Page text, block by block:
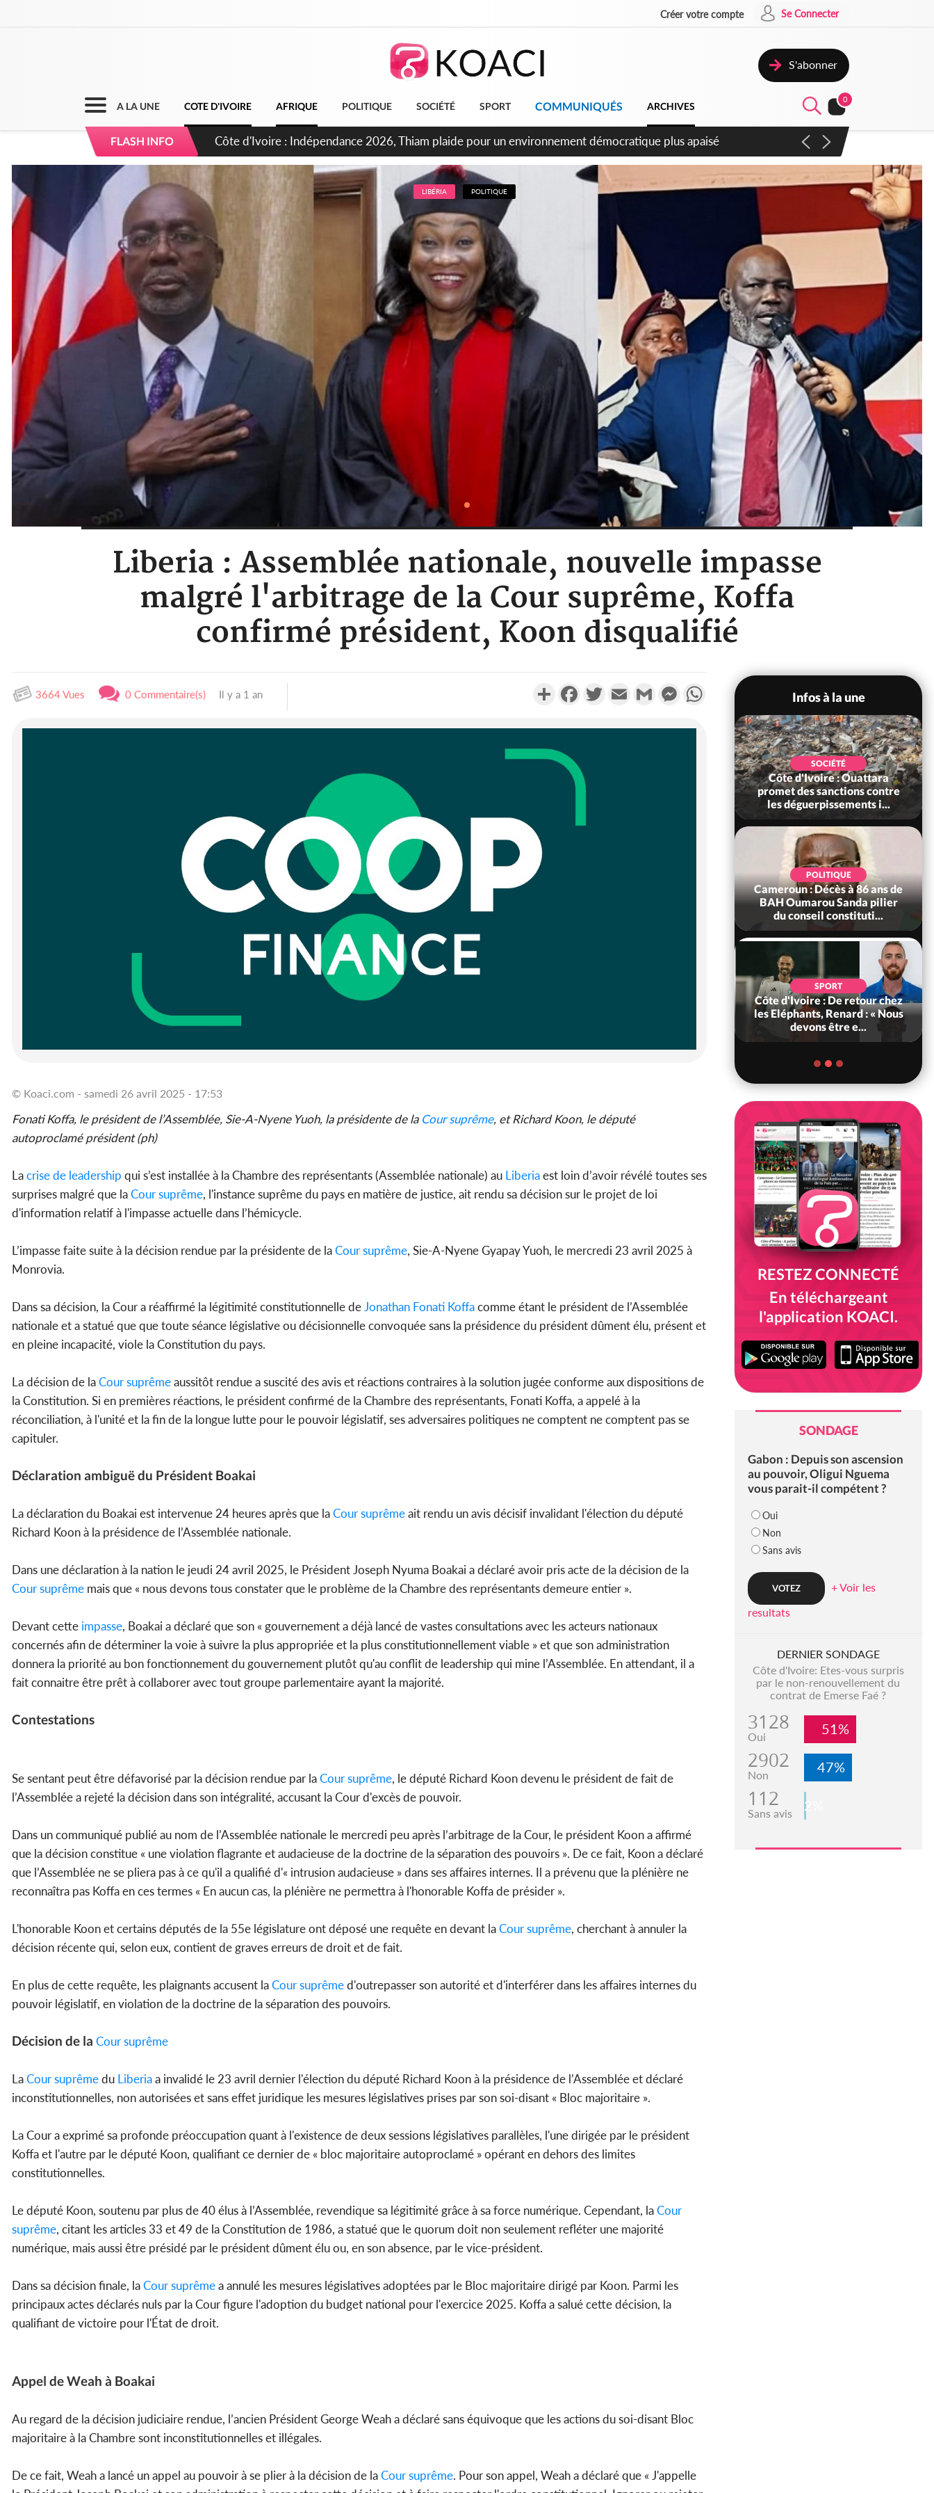
Créer votre compte Se Connecter
S'abonner
A LA UNE COTE D'IVOIRE AFRIQUE POLITIQUE SOCIÉTÉ SPORT COMMUNIQUÉS ARCHIVES
0
FLASH INFO Côte d'Ivoire : Indépendance 2026, Thiam plaide pour un environnement démocratique plus apaisé
LIBÉRIA POLITIQUE
Liberia : Assemblée nationale, nouvelle impasse
malgré l'arbitrage de la Cour suprême, Koffa
confirmé président, Koon disqualifié
3664 Vues 0 Commentaire(s) Il y a 1 an PartagerFacebookTwitterEmail Gmail MessengerWhatsApp
© Koaci.com - samedi 26 avril 2025 - 17:53
Fonati Koffa, le président de l’Assemblée, Sie-A-Nyene Yuoh, la présidente de laCour suprême, et Richard Koon, le député
autoproclamé président (ph)
Lacrise de leadership qui s’est installée à la Chambre des représentants (Assemblée nationale) au Liberiaest loin d’avoir révélé toutes ses
surprises malgré que laCour suprême, l'instance suprême du pays en matière de justice, ait rendu sa décision sur le projet de loi
d'information relatif à l'impasse actuelle dans l’hémicycle.
L’impasse faite suite à la décision rendue par la présidente de laCour suprême, Sie-A-Nyene Gyapay Yuoh, le mercredi 23 avril 2025 à
Monrovia.
Dans sa décision, la Cour a réaffirmé la légitimité constitutionnelle deJonathan Fonati Koffacomme étant le président de l’Assemblée
nationale et a statué que que toute séance législative ou décisionnelle convoquée sans la présidence du président dûment élu, présent et
en pleine incapacité, viole la Constitution du pays.
La décision de laCour suprêmeaussitôt rendue a suscité des avis et réactions contraires à la solution jugée conforme aux dispositions de
la Constitution. Si en premières réactions, le président confirmé de la Chambre des représentants, Fonati Koffa, a appelé à la
réconciliation, à l'unité et la fin de la longue lutte pour le pouvoir législatif, ses adversaires politiques ne comptent ne comptent pas se
capituler.
Déclaration ambiguë du Président Boakai
La déclaration du Boakai est intervenue 24 heures après que laCour suprêmeait rendu un avis décisif invalidant l'élection du député
Richard Koon à la présidence de l’Assemblée nationale.
Dans une déclaration à la nation le jeudi 24 avril 2025, le Président Joseph Nyuma Boakai a déclaré avoir pris acte de la décision de la
Cour suprême mais que « nous devons tous constater que le problème de la Chambre des représentants demeure entier ».
Devant cette impasse, Boakai a déclaré que son « gouvernement a déjà lancé de vastes consultations avec les acteurs nationaux
concernés afin de déterminer la voie à suivre la plus appropriée et la plus constitutionnellement viable » et que son administration
donnera la priorité au bon fonctionnement du gouvernement plutôt qu'au conflit de leadership qui mine l’Assemblée. En attendant, il a
fait connaitre être prêt à collaborer avec tout groupe parlementaire ayant la majorité.
Contestations
Se sentant peut être défavorisé par la décision rendue par laCour suprême, le député Richard Koon devenu le président de fait de
l’Assemblée a rejeté la décision dans son intégralité, accusant la Cour d'excès de pouvoir.
Dans un communiqué publié au nom de l’Assemblée nationale le mercredi peu après l’arbitrage de la Cour, le président Koon a affirmé
que la décision constitue « une violation flagrante et audacieuse de la doctrine de la séparation des pouvoirs ». De ce fait, Koon a déclaré
que l’Assemblée ne se pliera pas à ce qu'il a qualifié d'« intrusion audacieuse » dans ses affaires internes. Il a prévenu que la plénière ne
reconnaîtra pas Koffa en ces termes « En aucun cas, la plénière ne permettra à l'honorable Koffa de présider ».
L'honorable Koon et certains députés de la 55e législature ont déposé une requête en devant laCour suprême, cherchant à annuler la
décision récente qui, selon eux, contient de graves erreurs de droit et de fait.
En plus de cette requête, les plaignants accusent laCour suprêmed'outrepasser son autorité et d'interférer dans les affaires internes du
pouvoir législatif, en violation de la doctrine de la séparation des pouvoirs.
Décision de la Cour suprême
LaCour suprêmedu Liberiaa invalidé le 23 avril dernier l'élection du député Richard Koon à la présidence de l’Assemblée et déclaré
inconstitutionnelles, non autorisées et sans effet juridique les mesures législatives prises par son soi-disant « Bloc majoritaire ».
La Cour a exprimé sa profonde préoccupation quant à l'existence de deux sessions législatives parallèles, l'une dirigée par le président
Koffa et l'autre par le député Koon, qualifiant ce dernier de « bloc majoritaire autoproclamé » opérant en dehors des limites
constitutionnelles.
Le député Koon, soutenu par plus de 40 élus à l’Assemblée, revendique sa légitimité grâce à sa force numérique. Cependant, laCour
suprême, citant les articles 33 et 49 de la Constitution de 1986, a statué que le quorum doit non seulement refléter une majorité
numérique, mais aussi être présidé par le président dûment élu ou, en son absence, par le vice-président.
Dans sa décision finale, laCour suprêmea annulé les mesures législatives adoptées par le Bloc majoritaire dirigé par Koon. Parmi les
principaux actes déclarés nuls par la Cour figure l'adoption du budget national pour l'exercice 2025. Koffa a salué cette décision, la
qualifiant de victoire pour l'État de droit.
Appel de Weah à Boakai
Au regard de la décision judiciaire rendue, l’ancien Président George Weah a déclaré sans équivoque que les actions du soi-disant Bloc
majoritaire à la Chambre sont inconstitutionnelles et illégales.
De ce fait, Weah a lancé un appel au pouvoir à se plier à la décision de laCour suprême. Pour son appel, Weah a déclaré que « J'appelle
Infos à la une
Côte d'Ivoire : Après le pari
réussi du 66e anniversaire,
Adama Bictogo : «...
POLITIQUE
Côte d'Ivoire : 66e
anniversaire de
l'Indépendance, les Forces de
Défense e...
Côte d'Ivoire : Ouattara
promet des sanctions contre
SOCIÉTÉ
Côte d'Ivoire : Rentrée
Scolaire 2026-2027,
l'inscription sans frais au
Pré...
SOCIÉTÉ
Côte d'Ivoire : Indépendance
à Grand-Béréby, le Sous-
Préfet exhorte les pop...
POLITIQUE
Bénin : L'ancien président
Patrice Talon élu à la tête du
Sénat
RESTEZ CONNECTÉ
En téléchargeant
l'application KOACI.
SONDAGE
Gabon : Depuis son ascension
au pouvoir, Oligui Nguema
vous parait-il compétent ?
Oui
Non
Sans avis
+ Voir les
resultats
DERNIER SONDAGE
Côte d'Ivoire: Etes-vous surpris
par le non-renouvellement du
contrat de Emerse Faé ?
3128
Oui 51%
2902
Non 47%
112
Sans avis 2%